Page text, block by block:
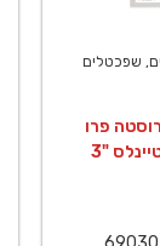
שפכטלים
פרו